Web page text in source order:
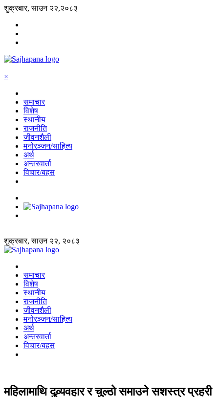
शुक्रबार, साउन २२,२०८३
×
समाचार
विशेष
स्थानीय
राजनीति
जीवनशैली
मनोरञ्जन/साहित्य
अर्थ
अन्तरवार्ता
विचार/बहस
शुक्रबार, साउन २२, २०८३
समाचार
विशेष
स्थानीय
राजनीति
जीवनशैली
मनोरञ्जन/साहित्य
अर्थ
अन्तरवार्ता
विचार/बहस
महिलामाथि दुव्र्यवहार र चुल्ठो समाउने सशस्त्र प्रहरी